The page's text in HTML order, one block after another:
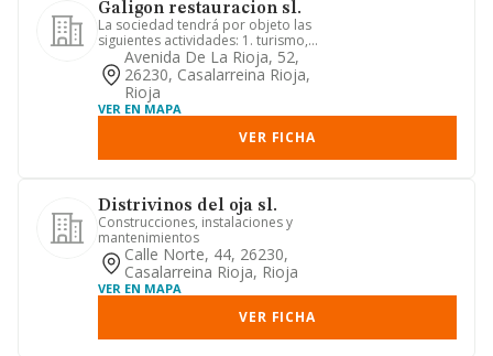
Galigon restauracion sl.
La sociedad tendrá por objeto las
siguientes actividades: 1. turismo,
hostelería y restauración.-2....
Avenida De La Rioja, 52,
26230, Casalarreina Rioja,
Rioja
VER EN MAPA
VER FICHA
Distrivinos del oja sl.
Construcciones, instalaciones y
mantenimientos
Calle Norte, 44, 26230,
Casalarreina Rioja, Rioja
VER EN MAPA
VER FICHA